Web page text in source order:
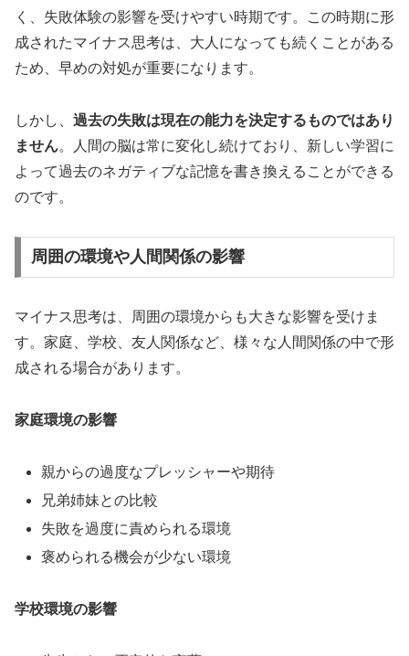
く、失敗体験の影響を受けやすい時期です。この時期に形
成されたマイナス思考は、大人になっても続くことがある
ため、早めの対処が重要になります。
しかし、 過去の失敗は現在の能力を決定するものではあり
ません。人間の脳は常に変化し続けており、新しい学習に
よって過去のネガティブな記憶を書き換えることができる
のです。
周囲の環境や人間関係の影響
マイナス思考は、周囲の環境からも大きな影響を受けま
す。家庭、学校、友人関係など、様々な人間関係の中で形
成される場合があります。
家庭環境の影響
親からの過度なプレッシャーや期待
兄弟姉妹との比較
失敗を過度に責められる環境
褒められる機会が少ない環境
学校環境の影響